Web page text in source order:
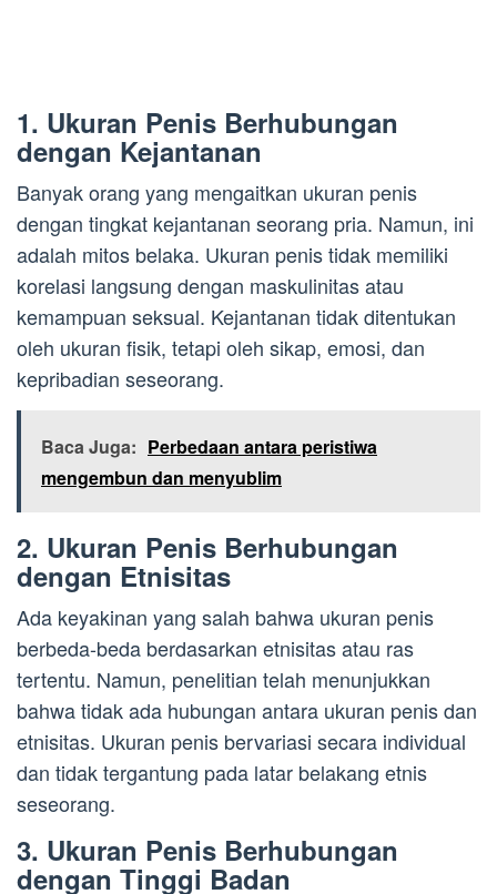
1. Ukuran Penis Berhubungan
dengan Kejantanan
Banyak orang yang mengaitkan ukuran penis
dengan tingkat kejantanan seorang pria. Namun, ini
adalah mitos belaka. Ukuran penis tidak memiliki
korelasi langsung dengan maskulinitas atau
kemampuan seksual. Kejantanan tidak ditentukan
oleh ukuran fisik, tetapi oleh sikap, emosi, dan
kepribadian seseorang.
Baca Juga: Perbedaan antara peristiwa
mengembun dan menyublim
2. Ukuran Penis Berhubungan
dengan Etnisitas
Ada keyakinan yang salah bahwa ukuran penis
berbeda-beda berdasarkan etnisitas atau ras
tertentu. Namun, penelitian telah menunjukkan
bahwa tidak ada hubungan antara ukuran penis dan
etnisitas. Ukuran penis bervariasi secara individual
dan tidak tergantung pada latar belakang etnis
seseorang.
3. Ukuran Penis Berhubungan
dengan Tinggi Badan